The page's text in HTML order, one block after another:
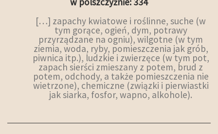
[…] zapachy kwiatowe i roślinne, suche (w
tym gorące, ogień, dym, potrawy
przyrządzane na ogniu), wilgotne (w tym
ziemia, woda, ryby, pomieszczenia jak grób,
piwnica itp.), ludzkie i zwierzęce (w tym pot,
zapach sierści zmieszany z potem, brud z
potem, odchody, a także pomieszczenia nie
wietrzone), chemiczne (związki i pierwiastki
jak siarka, fosfor, wapno, alkohole).